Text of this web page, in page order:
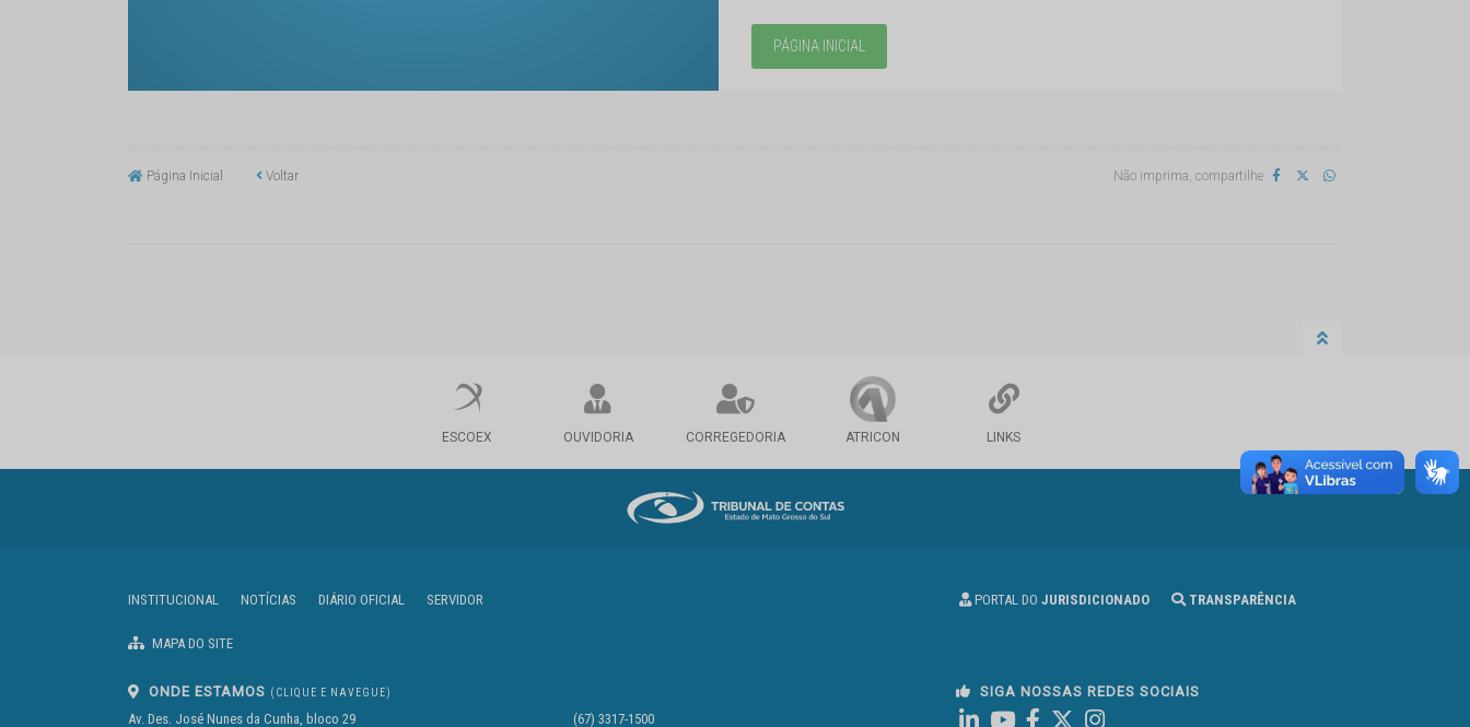
PÁGINA INICIAL
Página Inicial Voltar Não imprima, compartilhe
ESCOEX OUVIDORIA CORREGEDORIA ATRICON LINKS
INSTITUCIONAL NOTÍCIAS DIÁRIO OFICIAL SERVIDOR PORTAL DO JURISDICIONADO TRANSPARÊNCIA
MAPA DO SITE
ONDE ESTAMOS (CLIQUE E NAVEGUE)
Av. Des. José Nunes da Cunha, bloco 29 (67) 3317-1500
SIGA NOSSAS REDES SOCIAIS
Linked In
Youtube
FacebookInstagram